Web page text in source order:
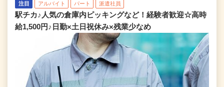
注目 アルバイト パート 派遣社員
駅チカ♪人気の倉庫内ピッキングなど！経験者歓迎☆高時
給1,500円♪日勤×土日祝休み×残業少なめ